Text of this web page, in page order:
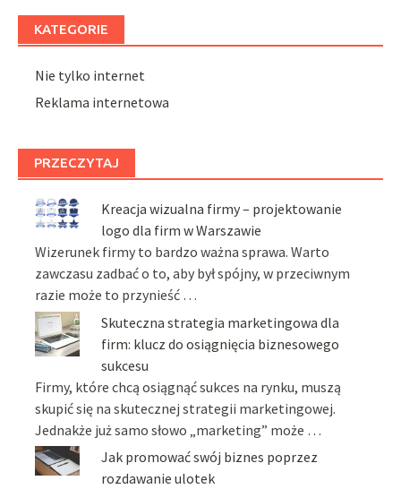
KATEGORIE
Nie tylko internet
Reklama internetowa
PRZECZYTAJ
Kreacja wizualna firmy – projektowanie
logo dla firm w Warszawie
Wizerunek firmy to bardzo ważna sprawa. Warto
zawczasu zadbać o to, aby był spójny, w przeciwnym
razie może to przynieść …
Skuteczna strategia marketingowa dla
firm: klucz do osiągnięcia biznesowego
sukcesu
Firmy, które chcą osiągnąć sukces na rynku, muszą
skupić się na skutecznej strategii marketingowej.
Jednakże już samo słowo „marketing” może …
Jak promować swój biznes poprzez
rozdawanie ulotek